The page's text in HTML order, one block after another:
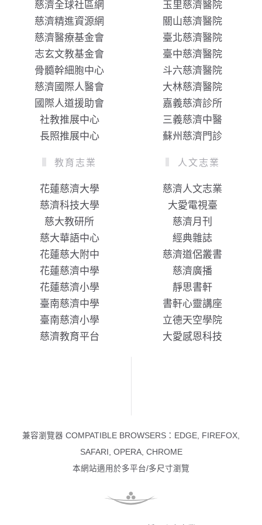
慈濟全球社區網
慈濟精進資源網
慈濟醫療基金會
志玄文教基金會
骨髓幹細胞中心
慈濟國際人醫會
國際人道援助會
社教推展中心
長照推展中心
玉里慈濟醫院
關山慈濟醫院
臺北慈濟醫院
臺中慈濟醫院
斗六慈濟醫院
大林慈濟醫院
嘉義慈濟診所
三義慈濟中醫
蘇州慈濟門診
教育志業
花蓮慈濟大學
慈濟科技大學
慈大教研所
慈大華語中心
花蓮慈大附中
花蓮慈濟中學
花蓮慈濟小學
臺南慈濟中學
臺南慈濟小學
慈濟教育平台
人文志業
慈濟人文志業
大愛電視臺
慈濟月刊
經典雜誌
慈濟道侶叢書
慈濟廣播
靜思書軒
書軒心靈講座
立德天空學院
大愛感恩科技
兼容瀏覽器 COMPATIBLE BROWSERS：EDGE, FIREFOX,
SAFARI, OPERA, CHROME
本網站適用於多平台/多尺寸瀏覽